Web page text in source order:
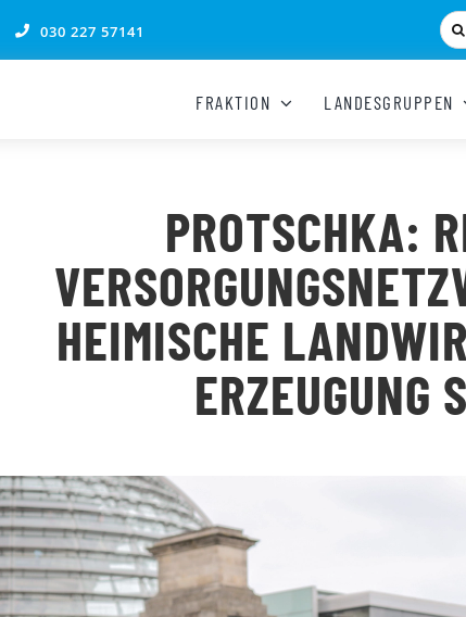
030 227 57141
FRAKTION LANDESGRUPPEN
PROTSCHKA:
HEIMISCHE
ERZEUGUNG